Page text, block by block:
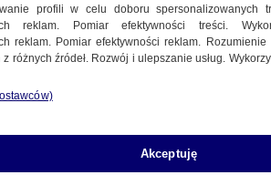
profili w celu doboru spersonalizowanych
reklam. Pomiar efektywności treści.
reklam. Pomiar efektywności reklam.
różnych źródeł. Rozwój i ulepszanie usług.
Akceptuję